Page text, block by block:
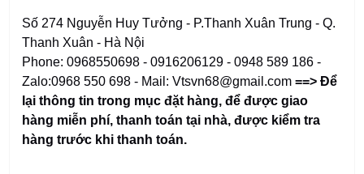
Số 274 Nguyễn Huy Tưởng - P.Thanh Xuân Trung - Q.
Thanh Xuân - Hà Nội
Phone: 0968550698 - 0916206129 - 0948 589 186 -
Zalo:0968 550 698 - Mail: Vtsvn68@gmail.com==> Để
lại thông tin trong mục đặt hàng,để được giao
hàng miễn phí, thanh toán tại nhà, được kiểm tra
hàng trước khi thanh toán.